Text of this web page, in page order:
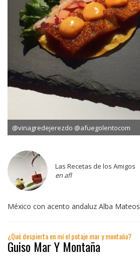
@vinagredejerezdo @afuegolentocom
Las Recetas de los Amigos
en afl
México con acento andaluz Alba Mateos
¿Qué despierta en mí el potaje mar y montaña?
Guiso Mar Y Montaña